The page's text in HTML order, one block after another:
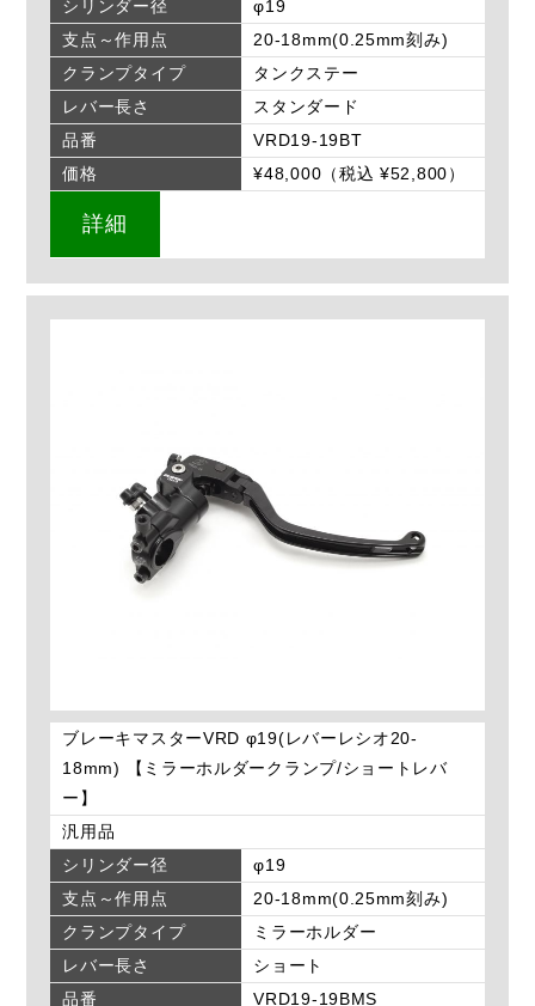
シリンダー径
φ19
支点～作用点
20-18mm(0.25mm刻み)
クランプタイプ
タンクステー
レバー長さ
スタンダード
品番
VRD19-19BT
価格
¥48,000（税込 ¥52,800）
詳細
ブレーキマスターVRD φ19(レバーレシオ20-
18mm) 【ミラーホルダークランプ/ショートレバ
ー】
汎用品
シリンダー径
φ19
支点～作用点
20-18mm(0.25mm刻み)
クランプタイプ
ミラーホルダー
レバー長さ
ショート
品番
VRD19-19BMS